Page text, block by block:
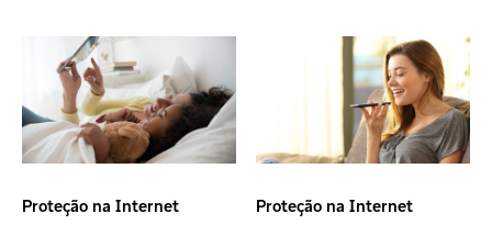
Proteção na Internet Proteção na Internet